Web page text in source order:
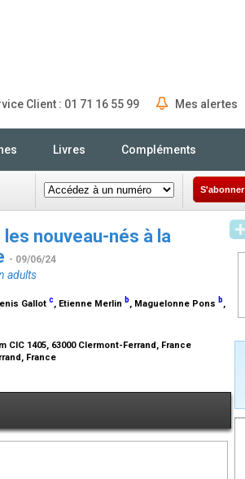
Client : 01 71 16 55 99 Mes alertes
Livres Compléments
S'abonner
nouveau-nés à la
- 09/06/24
adults
Gallot c, Etienne Merlin b, Maguelonne Pons b,
1405, 63000 Clermont-Ferrand, France
France